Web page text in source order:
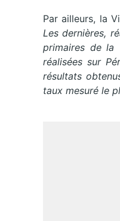
Par ailleurs, la
Les dernières,
primaires de la
réalisées sur
résultats
taux mesuré le